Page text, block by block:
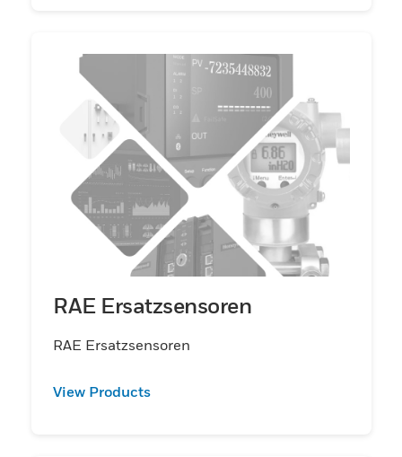
RAE Ersatzsensoren
RAE Ersatzsensoren
View Products